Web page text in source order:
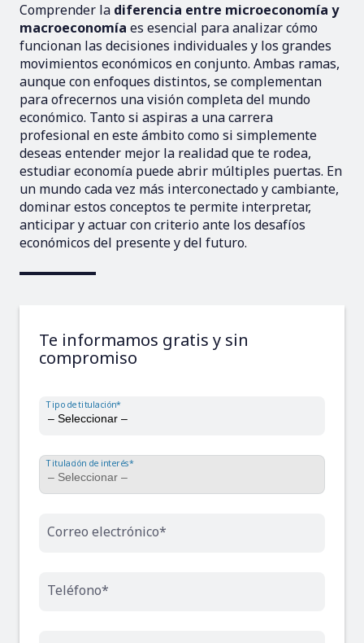
Comprender la diferencia entre microeconomía y
macroeconomía es esencial para analizar cómo
funcionan las decisiones individuales y los grandes
movimientos económicos en conjunto. Ambas ramas,
aunque con enfoques distintos, se complementan
para ofrecernos una visión completa del mundo
económico. Tanto si aspiras a una carrera
profesional en este ámbito como si simplemente
deseas entender mejor la realidad que te rodea,
estudiar economía puede abrir múltiples puertas. En
un mundo cada vez más interconectado y cambiante,
dominar estos conceptos te permite interpretar,
anticipar y actuar con criterio ante los desafíos
económicos del presente y del futuro.
Te informamos gratis y sin
compromiso
Tipo de titulación*
Titulación de interés*
Correo electrónico*
Teléfono*